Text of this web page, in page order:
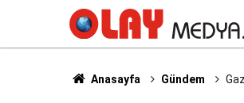
Anasayfa Gündem